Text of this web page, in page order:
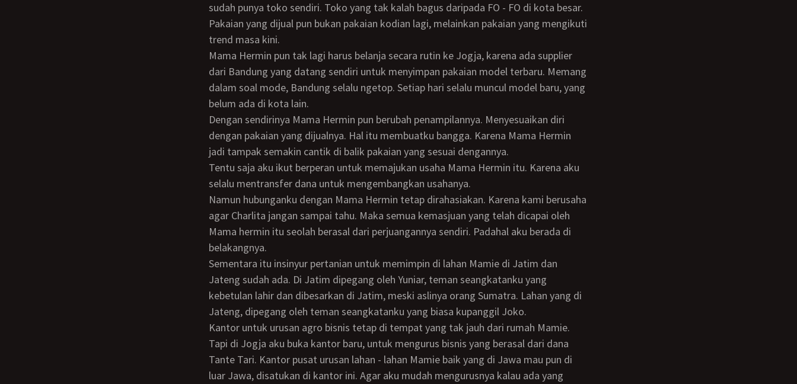
sudah punya toko sendiri. Toko yang tak kalah bagus daripada FO - FO di kota besar.
Pakaian yang dijual pun bukan pakaian kodian lagi, melainkan pakaian yang mengikuti
trend masa kini.
Mama Hermin pun tak lagi harus belanja secara rutin ke Jogja, karena ada supplier
dari Bandung yang datang sendiri untuk menyimpan pakaian model terbaru. Memang
dalam soal mode, Bandung selalu ngetop. Setiap hari selalu muncul model baru, yang
belum ada di kota lain.
Dengan sendirinya Mama Hermin pun berubah penampilannya. Menyesuaikan diri
dengan pakaian yang dijualnya. Hal itu membuatku bangga. Karena Mama Hermin
jadi tampak semakin cantik di balik pakaian yang sesuai dengannya.
Tentu saja aku ikut berperan untuk memajukan usaha Mama Hermin itu. Karena aku
selalu mentransfer dana untuk mengembangkan usahanya.
Namun hubunganku dengan Mama Hermin tetap dirahasiakan. Karena kami berusaha
agar Charlita jangan sampai tahu. Maka semua kemasjuan yang telah dicapai oleh
Mama hermin itu seolah berasal dari perjuangannya sendiri. Padahal aku berada di
belakangnya.
Sementara itu insinyur pertanian untuk memimpin di lahan Mamie di Jatim dan
Jateng sudah ada. Di Jatim dipegang oleh Yuniar, teman seangkatanku yang
kebetulan lahir dan dibesarkan di Jatim, meski aslinya orang Sumatra. Lahan yang di
Jateng, dipegang oleh teman seangkatanku yang biasa kupanggil Joko.
Kantor untuk urusan agro bisnis tetap di tempat yang tak jauh dari rumah Mamie.
Tapi di Jogja aku buka kantor baru, untuk mengurus bisnis yang berasal dari dana
Tante Tari. Kantor pusat urusan lahan - lahan Mamie baik yang di Jawa mau pun di
luar Jawa, disatukan di kantor ini. Agar aku mudah mengurusnya kalau ada yang